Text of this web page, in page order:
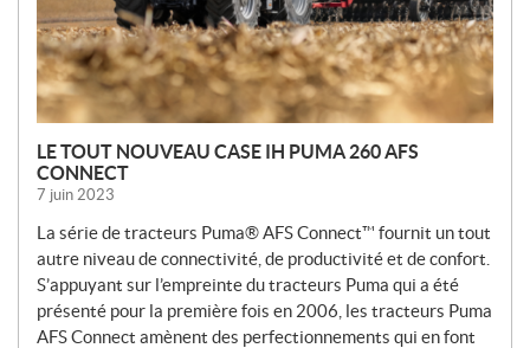
LE TOUT NOUVEAU CASE IH PUMA 260 AFS
CONNECT
7 juin 2023
La série de tracteurs Puma® AFS Connect™ fournit un tout
autre niveau de connectivité, de productivité et de confort.
S’appuyant sur l’empreinte du tracteurs Puma qui a été
présenté pour la première fois en 2006, les tracteurs Puma
AFS Connect amènent des perfectionnements qui en font